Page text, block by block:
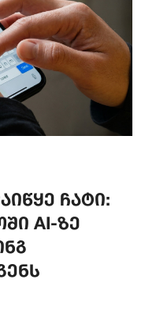
ჩატი:
AI-ზე